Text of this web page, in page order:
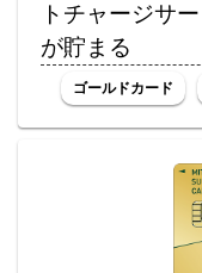
トチャージサ
が貯まる
ゴールドカード